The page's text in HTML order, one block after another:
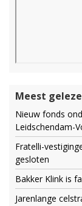
Meest
Nieuw fonds
Leidschendam-
Fratelli-
gesloten
Bakker Klink is
Jarenlange